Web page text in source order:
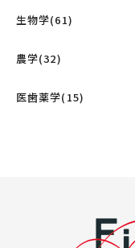
生物学(61)
農学(32)
医歯薬学(15)